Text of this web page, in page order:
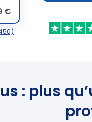
€
: plus